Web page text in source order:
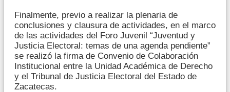
Finalmente, previo a realizar la plenaria de
conclusiones y clausura de actividades, en el marco
de las actividades del Foro Juvenil “Juventud y
Justicia Electoral: temas de una agenda pendiente”
se realizó la firma de Convenio de Colaboración
Institucional entre la Unidad Académica de Derecho
y el Tribunal de Justicia Electoral del Estado de
Zacatecas.